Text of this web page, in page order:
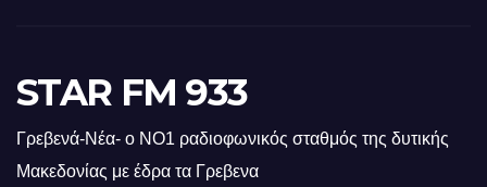
STAR FM 933
Γρεβενά-Νέα- ο ΝΟ1 ραδιοφωνικός σταθμός της δυτικής
Μακεδονίας με έδρα τα Γρεβενα